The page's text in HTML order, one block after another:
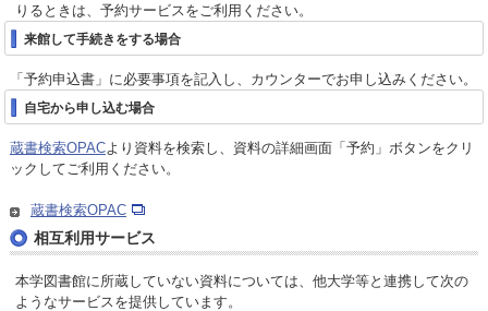
りるときは、予約サービスをご利用ください。
来館して手続きをする場合
「予約申込書」に必要事項を記入し、カウンターでお申し込みください。
自宅から申し込む場合
蔵書検索OPACより資料を検索し、資料の詳細画面「予約」ボタンをクリ
ックしてご利用ください。
蔵書検索OPAC
相互利用サービス
本学図書館に所蔵していない資料については、他大学等と連携して次の
ようなサービスを提供しています。